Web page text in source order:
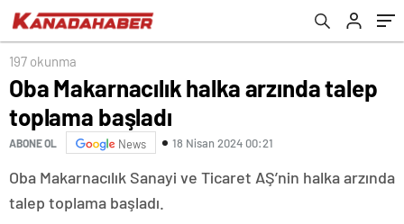
197 okunma
Oba Makarnacılık halka arzında talep
toplama başladı
ABONE OL News 18 Nisan 2024 00:21
Oba Makarnacılık Sanayi ve Ticaret AŞ’nin halka arzında
talep toplama başladı.